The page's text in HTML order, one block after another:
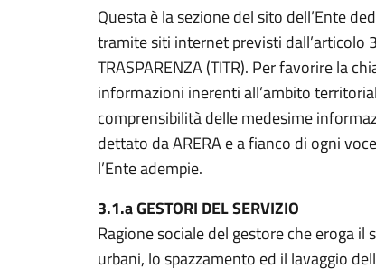
Questa è la sezione del sito dell’Ente
tramite siti internet previsti dall’articolo 3
TRASPARENZA (TITR). Per favorire la
informazioni inerenti all’ambito
comprensibilità delle medesime
dettato da ARERA e a fianco di ogni
l’Ente adempie.
3.1.a GESTORI DEL SERVIZIO
Ragione sociale del gestore che eroga
urbani, lo spazzamento ed il lavaggio